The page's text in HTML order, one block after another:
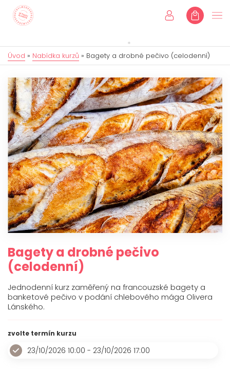
Úvod » Nabídka kurzů » Bagety a drobné pečivo (celodenní)
Bagety a drobné pečivo
(celodenní)
Jednodenní kurz zaměřený na francouzské bagety a
banketové pečivo v podání chlebového mága Olivera
Lánského.
zvolte termín kurzu
23/10/2026 10:00 - 23/10/2026 17:00
Úvod
Kurzy
Individuální kurzy
Dětské kurzy
Dárkové poukazy
Eshop
Online kurzy
Kontakt